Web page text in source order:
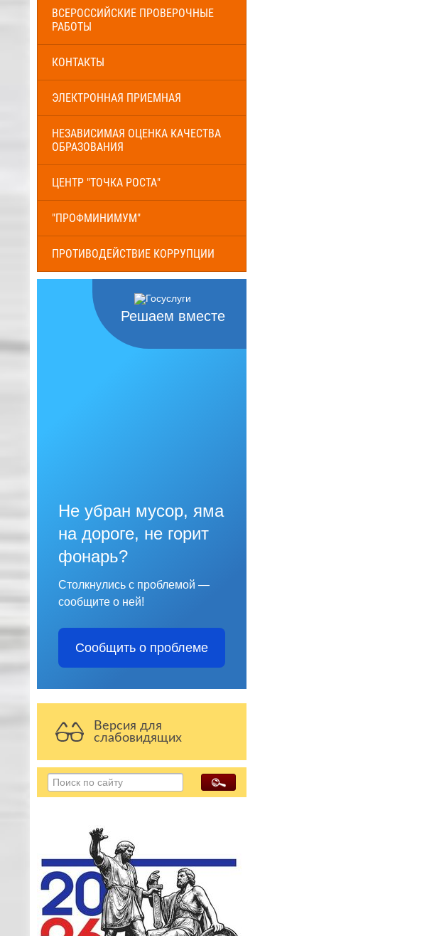
ВСЕРОССИЙСКИЕ ПРОВЕРОЧНЫЕ
РАБОТЫ
КОНТАКТЫ
ЭЛЕКТРОННАЯ ПРИЕМНАЯ
НЕЗАВИСИМАЯ ОЦЕНКА КАЧЕСТВА
ОБРАЗОВАНИЯ
ЦЕНТР "ТОЧКА РОСТА"
"ПРОФМИНИМУМ"
ПРОТИВОДЕЙСТВИЕ КОРРУПЦИИ
Решаем вместе
Не убран мусор, яма
на дороге, не горит
фонарь?
Столкнулись с проблемой —
сообщите о ней!
Сообщить о проблеме
Версия для
слабовидящих